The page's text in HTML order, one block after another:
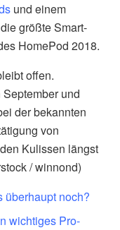
und einem
größte Smart-
HomePod 2018.
offen.
und
der bekannten
von
Kulissen längst
/ winnond)
überhaupt noch?
wichtiges Pro-